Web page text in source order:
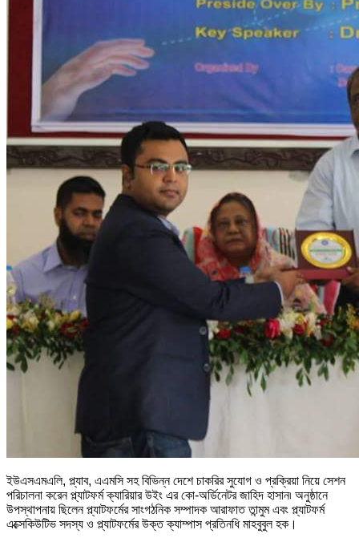
ইউএসএমএলি, প্ল্যাব, এএমসি সহ বিভিন্ন দেশে চাকরির সুযোগ ও প্রক্রিয়া নিয়ে সেশন
পরিচালনা করেন প্ল্যাটফর্ম ক্যারিয়ার উইং এর কো-অর্ডিনেটর জাহিদ হাসান৷ অনুষ্ঠানে
উপস্থাপনায় ছিলেন প্ল্যাটফর্মের সাংগঠনিক সম্পাদক আরাফাত তান্মুম এবং প্ল্যাটফর্ম
এক্সেকিউটিভ সদস্য ও প্ল্যাটফর্মের উক্ত ক্যাম্পাস প্রতিনধি মাহবুবুল হক।